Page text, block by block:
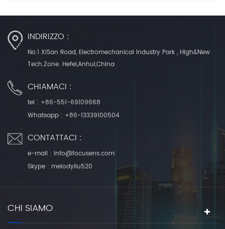
INDIRIZZO :
No.1 XiSan Road, Electromechanical Industry Park , High&New
Tech.Zone. Hefei,Anhui,China
CHIAMACI :
tel : +86-551-69109668
Whatsapp : +86-13339100504
CONTATTACI :
e-mail : info@focusens.com
Skype : melodyliu520
CHI SIAMO